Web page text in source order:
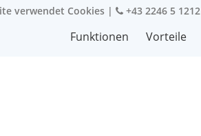
verwendet Cookies | +43 2246 5 1212
Funktionen Vorteile